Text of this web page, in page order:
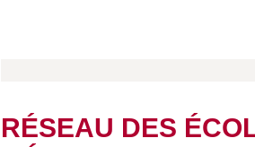
RÉSEAU DES